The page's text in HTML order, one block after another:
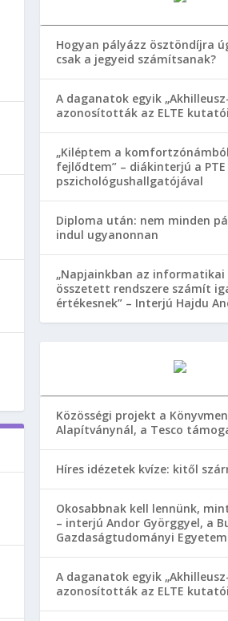
Hogyan pályázz ösztöndíjra
csak a jegyeid számítsanak?
A daganatok egyik
azonosították az ELTE kutatói
„Kiléptem a
fejlődtem” – diákinterjú a PTE
pszichológushallgatójával
Diploma után: nem minden
indul ugyanonnan
„Napjainkban az informatikai
összetett rendszere számít
értékesnek” – Interjú Hajdu
Közösségi projekt a
Alapítványnál, a Tesco
Híres idézetek kvíze: kitől
Okosabbnak kell lennünk,
– interjú Andor Györggyel, a
Gazdaságtudományi
A daganatok egyik
azonosították az ELTE kutatói